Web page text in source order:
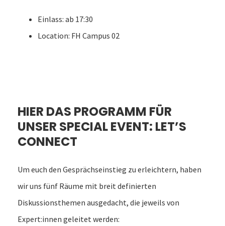
Einlass: ab 17:30
Location: FH Campus 02
HIER DAS PROGRAMM FÜR
UNSER SPECIAL EVENT: LET’S
CONNECT
Um euch den Gesprächseinstieg zu erleichtern, haben
wir uns fünf Räume mit breit definierten
Diskussionsthemen ausgedacht, die jeweils von
Expert:innen geleitet werden: